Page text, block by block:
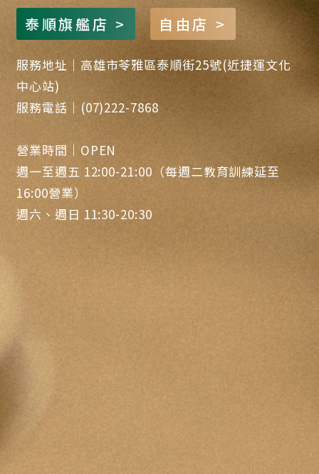
泰順旗艦店 > 自由店 >
服務地址｜高雄市苓雅區泰順街25號(近捷運文化
中心站)
服務電話｜(07)222-7868
營業時間｜OPEN
週一至週五 12:00-21:00（每週二教育訓練延至
16:00營業）
週六、週日 11:30-20:30